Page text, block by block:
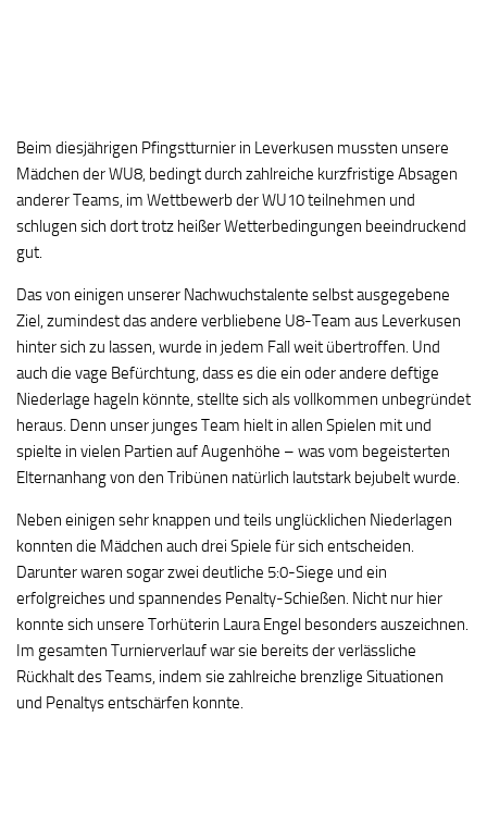
Beim diesjährigen Pfingstturnier in Leverkusen mussten unsere
Mädchen der WU8, bedingt durch zahlreiche kurzfristige Absagen
anderer Teams, im Wettbewerb der WU10 teilnehmen und
schlugen sich dort trotz heißer Wetterbedingungen beeindruckend
gut.
Das von einigen unserer Nachwuchstalente selbst ausgegebene
Ziel, zumindest das andere verbliebene U8-Team aus Leverkusen
hinter sich zu lassen, wurde in jedem Fall weit übertroffen. Und
auch die vage Befürchtung, dass es die ein oder andere deftige
Niederlage hageln könnte, stellte sich als vollkommen unbegründet
heraus. Denn unser junges Team hielt in allen Spielen mit und
spielte in vielen Partien auf Augenhöhe – was vom begeisterten
Elternanhang von den Tribünen natürlich lautstark bejubelt wurde.
Neben einigen sehr knappen und teils unglücklichen Niederlagen
konnten die Mädchen auch drei Spiele für sich entscheiden.
Darunter waren sogar zwei deutliche 5:0-Siege und ein
erfolgreiches und spannendes Penalty-Schießen. Nicht nur hier
konnte sich unsere Torhüterin Laura Engel besonders auszeichnen.
Im gesamten Turnierverlauf war sie bereits der verlässliche
Rückhalt des Teams, indem sie zahlreiche brenzlige Situationen
und Penaltys entschärfen konnte.